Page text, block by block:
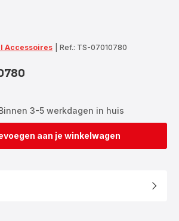
Accessoires Ref.: TS-07010780
3-5 werkdagen in huis
aan je winkelwagen